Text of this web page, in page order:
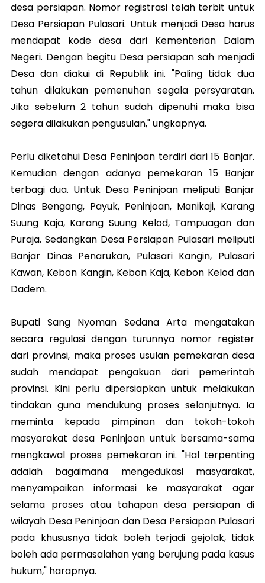
desa persiapan. Nomor registrasi telah terbit untuk
Desa Persiapan Pulasari. Untuk menjadi Desa harus
mendapat kode desa dari Kementerian Dalam
Negeri. Dengan begitu Desa persiapan sah menjadi
Desa dan diakui di Republik ini. "Paling tidak dua
tahun dilakukan pemenuhan segala persyaratan.
Jika sebelum 2 tahun sudah dipenuhi maka bisa
segera dilakukan pengusulan," ungkapnya.
Perlu diketahui Desa Peninjoan terdiri dari 15 Banjar.
Kemudian dengan adanya pemekaran 15 Banjar
terbagi dua. Untuk Desa Peninjoan meliputi Banjar
Dinas Bengang, Payuk, Peninjoan, Manikaji, Karang
Suung Kaja, Karang Suung Kelod, Tampuagan dan
Puraja. Sedangkan Desa Persiapan Pulasari meliputi
Banjar Dinas Penarukan, Pulasari Kangin, Pulasari
Kawan, Kebon Kangin, Kebon Kaja, Kebon Kelod dan
Dadem.
Bupati Sang Nyoman Sedana Arta mengatakan
secara regulasi dengan turunnya nomor register
dari provinsi, maka proses usulan pemekaran desa
sudah mendapat pengakuan dari pemerintah
provinsi. Kini perlu dipersiapkan untuk melakukan
tindakan guna mendukung proses selanjutnya. Ia
meminta kepada pimpinan dan tokoh-tokoh
masyarakat desa Peninjoan untuk bersama-sama
mengkawal proses pemekaran ini. "Hal terpenting
adalah bagaimana mengedukasi masyarakat,
menyampaikan informasi ke masyarakat agar
selama proses atau tahapan desa persiapan di
wilayah Desa Peninjoan dan Desa Persiapan Pulasari
pada khususnya tidak boleh terjadi gejolak, tidak
boleh ada permasalahan yang berujung pada kasus
hukum," harapnya.